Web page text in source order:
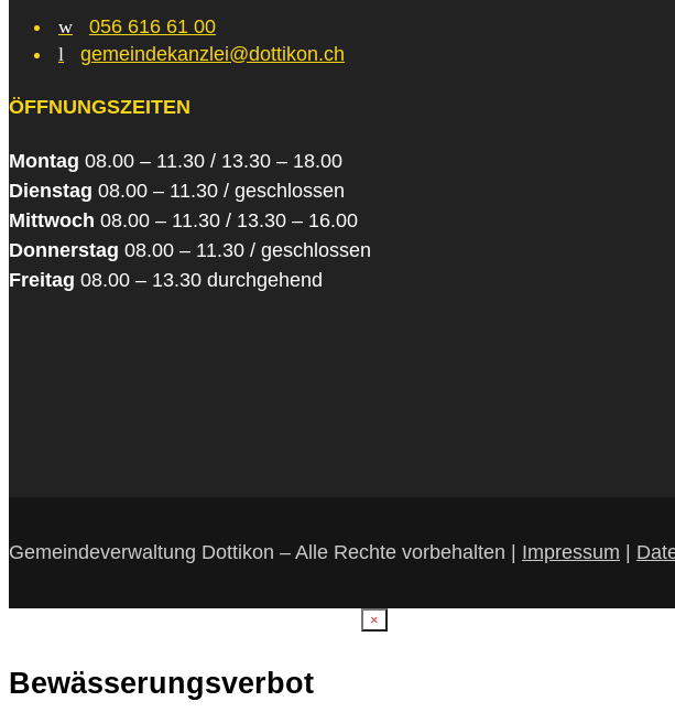
w
056 616 61 00
l
gemeindekanzlei@dottikon.ch
ÖFFNUNGSZEITEN
Montag 08.00 – 11.30 / 13.30 – 18.00
Dienstag 08.00 – 11.30 / geschlossen
Mittwoch 08.00 – 11.30 / 13.30 – 16.00
Donnerstag 08.00 – 11.30 / geschlossen
Freitag 08.00 – 13.30 durchgehend
Gemeindeverwaltung Dottikon – Alle Rechte vorbehalten | Impressum |
×
Bewässerungsverbot